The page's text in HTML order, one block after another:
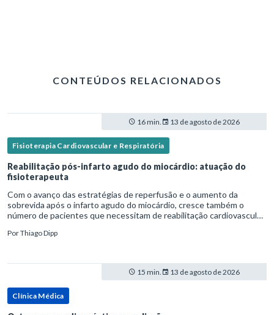
CONTEÚDOS RELACIONADOS
16 min. 13 de agosto de 2026
Fisioterapia Cardiovascular e Respiratória
Reabilitação pós-infarto agudo do miocárdio: atuação do
fisioterapeuta
Com o avanço das estratégias de reperfusão e o aumento da
sobrevida após o infarto agudo do miocárdio, cresce também o
número de pacientes que necessitam de reabilitação cardiovascular
PorThiago Dipp
15 min. 13 de agosto de 2026
Clínica Médica